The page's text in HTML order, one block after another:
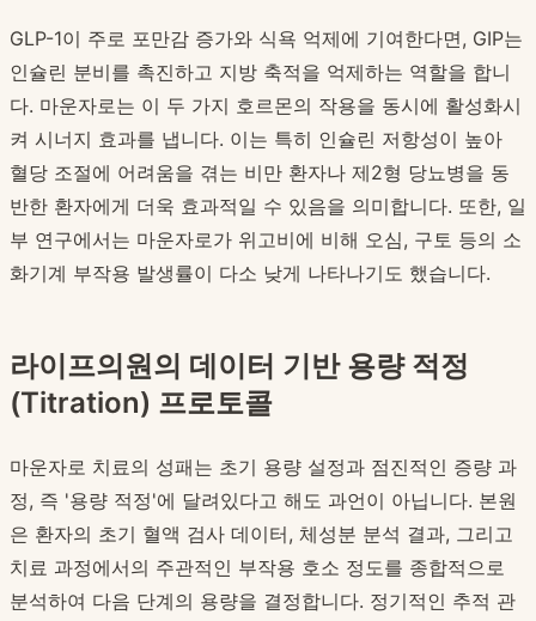
GLP-1이 주로 포만감 증가와 식욕 억제에 기여한다면, GIP는
인슐린 분비를 촉진하고 지방 축적을 억제하는 역할을 합니
다. 마운자로는 이 두 가지 호르몬의 작용을 동시에 활성화시
켜 시너지 효과를 냅니다. 이는 특히 인슐린 저항성이 높아
혈당 조절에 어려움을 겪는 비만 환자나 제2형 당뇨병을 동
반한 환자에게 더욱 효과적일 수 있음을 의미합니다. 또한, 일
부 연구에서는 마운자로가 위고비에 비해 오심, 구토 등의 소
화기계 부작용 발생률이 다소 낮게 나타나기도 했습니다.
라이프의원의 데이터 기반 용량 적정
(Titration) 프로토콜
마운자로 치료의 성패는 초기 용량 설정과 점진적인 증량 과
정, 즉 '용량 적정'에 달려있다고 해도 과언이 아닙니다. 본원
은 환자의 초기 혈액 검사 데이터, 체성분 분석 결과, 그리고
치료 과정에서의 주관적인 부작용 호소 정도를 종합적으로
분석하여 다음 단계의 용량을 결정합니다. 정기적인 추적 관